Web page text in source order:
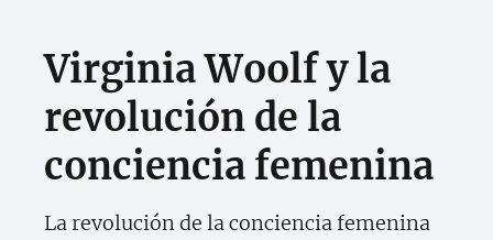
Virginia Woolf y la
revolución de la
conciencia femenina
La revolución de la conciencia femenina